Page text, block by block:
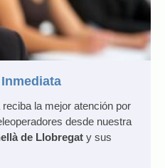
la mejor atención por
desde nuestra
de Llobregat y sus